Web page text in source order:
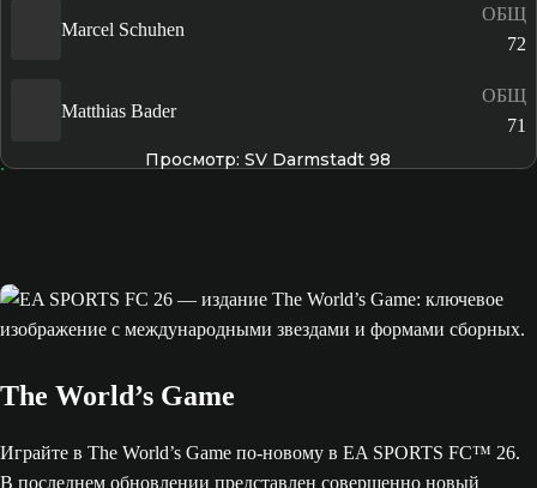
Marcel Schuhen
ОБЩ
72
Matthias Bader
ОБЩ
71
Просмотр: SV Darmstadt 98
The World’s Game
Играйте в The World’s Game по-новому в EA SPORTS FC™ 26.
В последнем обновлении представлен совершенно новый